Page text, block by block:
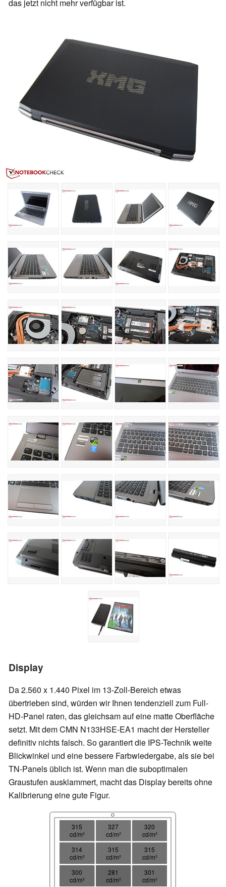
das jetzt nicht mehr verfügbar ist.
Display
Da 2.560 x 1.440 Pixel im 13-Zoll-Bereich etwas
übertrieben sind, würden wir Ihnen tendenziell zum Full-
HD-Panel raten, das gleichsam auf eine matte Oberfläche
setzt. Mit dem CMN N133HSE-EA1 macht der Hersteller
definitiv nichts falsch. So garantiert die IPS-Technik weite
Blickwinkel und eine bessere Farbwiedergabe, als sie bei
TN-Panels üblich ist. Wenn man die suboptimalen
Graustufen ausklammert, macht das Display bereits ohne
Kalibrierung eine gute Figur.
315
cd/m²
327
cd/m²
320
cd/m²
314
cd/m²
315
cd/m²
315
cd/m²
300
cd/m²
281
cd/m²
301
cd/m²